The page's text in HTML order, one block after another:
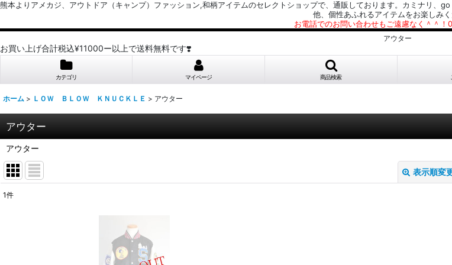
熊本よりアメカジ、アウトドア（キャンプ）ファッション,和柄アイテムのセレクトショップで、通販しております。カミナリ
他、個性あふれるアイテムをお楽しみく
お電話でのお問い合わせもご遠慮なく＾＾
アウター
お買い上げ合計税込¥11000ー以上で送料無料です❣️
カテゴリ マイページ 商品検索
ホーム > ＬＯＷ ＢＬＯＷ ＫＮＵＣＫＬＥ > アウター
アウター
アウター
表示順変
1件